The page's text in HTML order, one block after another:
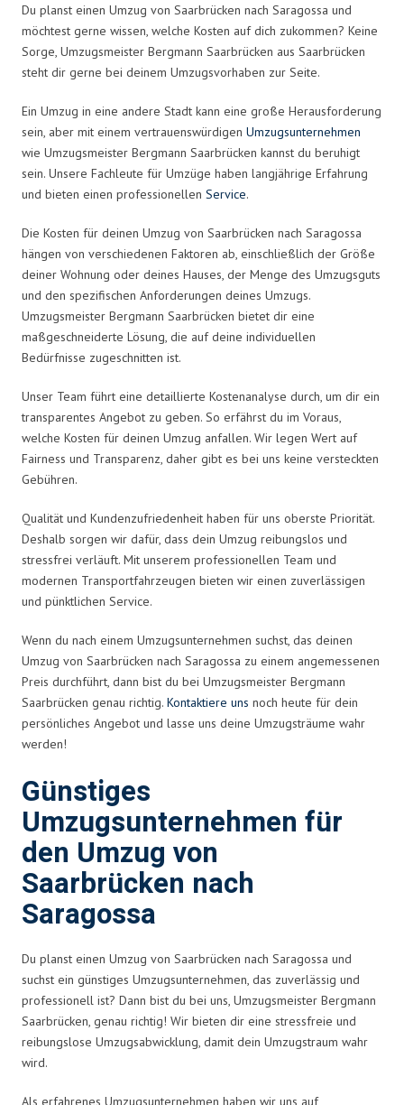
Du planst einen Umzug von Saarbrücken nach Saragossa und
möchtest gerne wissen, welche Kosten auf dich zukommen? Keine
Sorge, Umzugsmeister Bergmann Saarbrücken aus Saarbrücken
steht dir gerne bei deinem Umzugsvorhaben zur Seite.
Ein Umzug in eine andere Stadt kann eine große Herausforderung
sein, aber mit einem vertrauenswürdigen Umzugsunternehmen
wie Umzugsmeister Bergmann Saarbrücken kannst du beruhigt
sein. Unsere Fachleute für Umzüge haben langjährige Erfahrung
und bieten einen professionellen Service.
Die Kosten für deinen Umzug von Saarbrücken nach Saragossa
hängen von verschiedenen Faktoren ab, einschließlich der Größe
deiner Wohnung oder deines Hauses, der Menge des Umzugsguts
und den spezifischen Anforderungen deines Umzugs.
Umzugsmeister Bergmann Saarbrücken bietet dir eine
maßgeschneiderte Lösung, die auf deine individuellen
Bedürfnisse zugeschnitten ist.
Unser Team führt eine detaillierte Kostenanalyse durch, um dir ein
transparentes Angebot zu geben. So erfährst du im Voraus,
welche Kosten für deinen Umzug anfallen. Wir legen Wert auf
Fairness und Transparenz, daher gibt es bei uns keine versteckten
Gebühren.
Qualität und Kundenzufriedenheit haben für uns oberste Priorität.
Deshalb sorgen wir dafür, dass dein Umzug reibungslos und
stressfrei verläuft. Mit unserem professionellen Team und
modernen Transportfahrzeugen bieten wir einen zuverlässigen
und pünktlichen Service.
Wenn du nach einem Umzugsunternehmen suchst, das deinen
Umzug von Saarbrücken nach Saragossa zu einem angemessenen
Preis durchführt, dann bist du bei Umzugsmeister Bergmann
Saarbrücken genau richtig. Kontaktiere uns noch heute für dein
persönliches Angebot und lasse uns deine Umzugsträume wahr
werden!
Günstiges
Umzugsunternehmen für
den Umzug von
Saarbrücken nach
Saragossa
Du planst einen Umzug von Saarbrücken nach Saragossa und
suchst ein günstiges Umzugsunternehmen, das zuverlässig und
professionell ist? Dann bist du bei uns, Umzugsmeister Bergmann
Saarbrücken, genau richtig! Wir bieten dir eine stressfreie und
reibungslose Umzugsabwicklung, damit dein Umzugstraum wahr
wird.
Als erfahrenes Umzugsunternehmen haben wir uns auf